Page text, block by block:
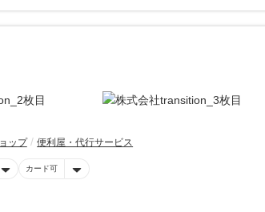
ップ 便利屋・代行サービス
カード可